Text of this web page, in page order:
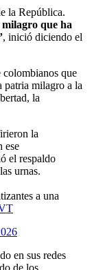
la República.
milagro que ha
, inició diciendo el
colombianos que
patria milagro a la
la
la
ese
el respaldo
urnas.
a una
en sus redes
de los